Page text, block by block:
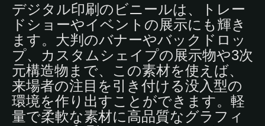
デジタル印刷のビニールは、トレー
ドショーやイベントの展示にも輝き
ます。大判のバナーやバックドロッ
プ、カスタムシェイプの展示物や3次
元構造物まで、この素材を使えば、
来場者の注目を引き付ける没入型の
環境を作り出すことができます。軽
量で柔軟な素材に高品質なグラフィ